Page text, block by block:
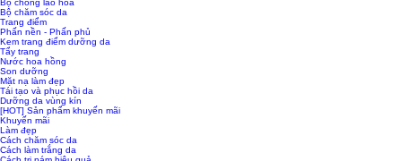
Bộ chống lão hóa
Bộ chăm sóc da
Trang điểm
Phấn nền - Phấn phủ
Kem trang điểm dưỡng da
Tẩy trang
Nước hoa hồng
Son dưỡng
Mặt nạ làm đẹp
Tái tạo và phục hồi da
Dưỡng da vùng kín
[HOT] Sản phẩm khuyến mãi
Khuyến mãi
Làm đẹp
Cách chăm sóc da
Cách làm trắng da